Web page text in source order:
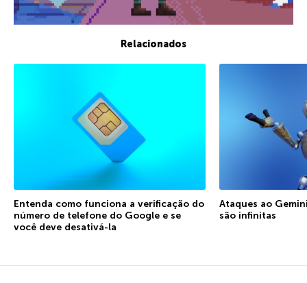
Relacionados
Entenda como funciona a verificação do
número de telefone do Google e se
você deve desativá-la
Ataques ao
são infinitas